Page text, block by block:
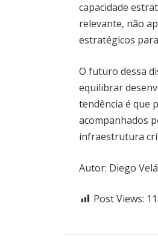
capacidade
relevante, não
estratégicos
O futuro dessa
equilibrar
tendência é que
acompanhados
infraestrutura
Autor: Diego
Post Views: